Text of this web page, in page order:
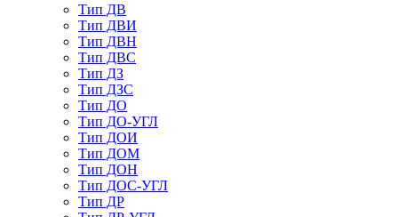
Тип ДВ
Тип ДВИ
Тип ДВН
Тип ДВС
Тип ДЗ
Тип ДЗС
Тип ДО
Тип ДО-УГЛ
Тип ДОИ
Тип ДОМ
Тип ДОН
Тип ДОС-УГЛ
Тип ДР